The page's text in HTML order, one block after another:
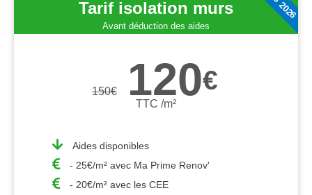
Tarif isolation murs
Avant déduction des aides
150€ 120€
TTC /m²
Aides disponibles
- 25€/m² avec Ma Prime Renov'
- 20€/m² avec les CEE